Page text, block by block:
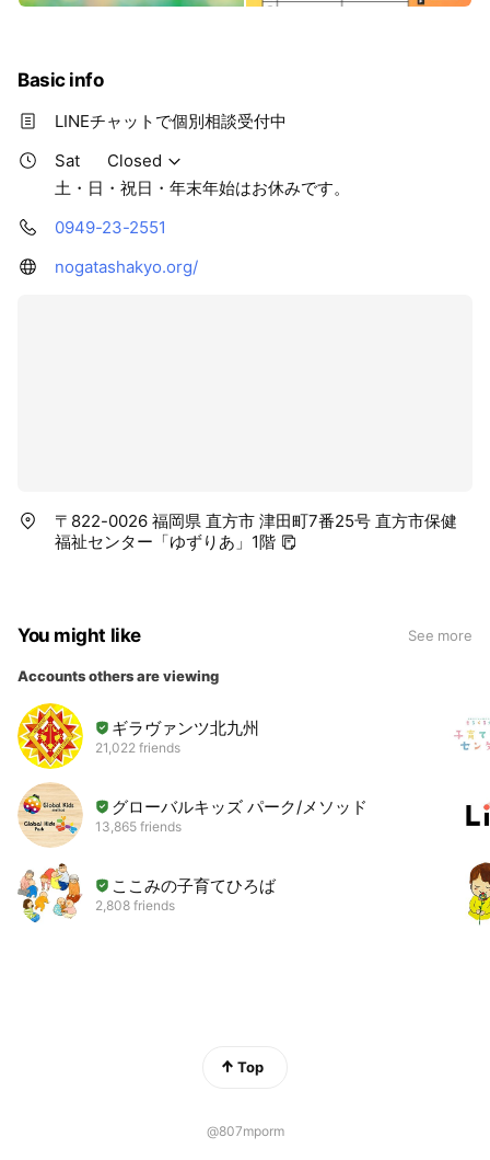
Basic info
LINEチャットで個別相談受付中
Sat
Closed
土・日・祝日・年末年始はお休みです。
0949-23-2551
nogatashakyo.org/
〒822-0026 福岡県 直方市 津田町7番25号 直方市保健
福祉センター「ゆずりあ」1階
You might like See more
Accounts others are viewing
ギラヴァンツ北九州
21,022 friends
グローバルキッズ パーク/メソッド
13,865 friends
ここみの子育てひろば
2,808 friends
Top
@807mporm